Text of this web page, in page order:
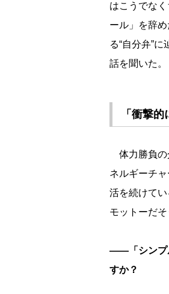
はこうでな
ール」を辞
る“自分弁”
話を聞いた。
「衝撃
体力勝負の
ネルギーチ
活を続けて
モットーだそ
――「シンプ
すか？